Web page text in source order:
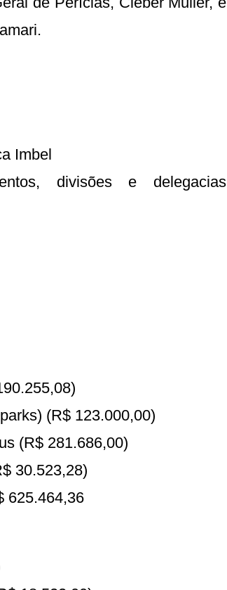
Imbel
divisões e delegacias
(R$ 123.000,00)
(R$ 281.686,00)
30.523,28)
625.464,36